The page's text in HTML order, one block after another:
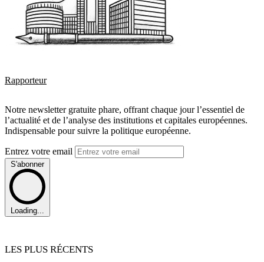
Rapporteur
Notre newsletter gratuite phare, offrant chaque jour l’essentiel de
l’actualité et de l’analyse des institutions et capitales européennes.
Indispensable pour suivre la politique européenne.
Entrez votre email
S'abonner
Loading...
LES PLUS RÉCENTS